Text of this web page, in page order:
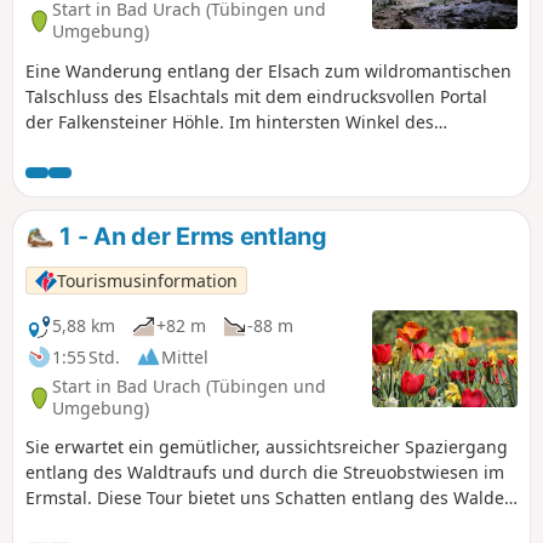
zu verteidigen, begab man sich zur Schanz – einer
ehemaligen Verteidigungsanlage des Hohen Neuffen. Da
die Drachen der heutigen Zeit kein Feuer mehr speien,
kann man seine Zeit aber auch unbesorgt an der Grillstelle
verbringen. Mit neugetankter Energie ist der Astropfad
Start in Bad Urach (Tübingen und
Umgebung)
Eine Wanderung entlang der Elsach zum wildromantischen
Talschluss des Elsachtals mit dem eindrucksvollen Portal
der Falkensteiner Höhle. Im hintersten Winkel des
Schwäbischen Alb, die Falkensteiner Höhle. Sie kann zwar
nur von erfahrenen, gut ausgerüsteten Höhlenforschern
begangen, oder - wie die Fachleute sagen - befahren
werden, aber eine Wanderung entlang der Elsach zum
wildromantischen Talschluss mit dem eindrucksvollen
Portal der Falkensteiner Höhle lohnt sich dennoch. Der
Rückweg ist mit dem Hinweg identisch.
1 - An der Erms entlang
Tourismusinformation
5,88 km
+82 m
-88 m
1:55 Std.
Mittel
Start in Bad Urach (Tübingen und
Umgebung)
Sie erwartet ein gemütlicher, aussichtsreicher Spaziergang
entlang des Waldtraufs und durch die Streuobstwiesen im
Ermstal. Diese Tour bietet uns Schatten entlang des Waldes